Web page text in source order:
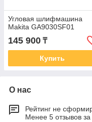
Угловая шлифмашина
Makita GA9030SF01
145 900 ₸
Купить
О нас
Рейтинг не
Менее 5 отзывов